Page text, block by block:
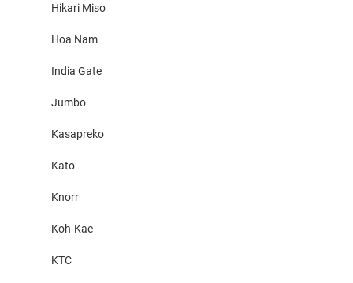
Hikari Miso
Hoa Nam
India Gate
Jumbo
Kasapreko
Kato
Knorr
Koh-Kae
KTC